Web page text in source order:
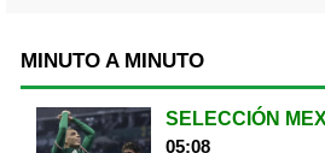
MINUTO A MINUTO
SELECCIÓN
05:08